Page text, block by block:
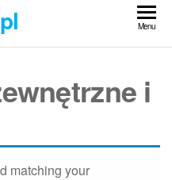
Menu
i
matching your